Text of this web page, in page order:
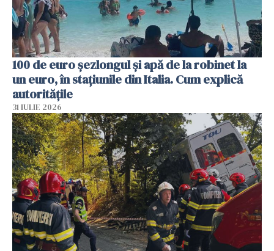
100 de euro șezlongul și apă de la robinet la
un euro, în stațiunile din Italia. Cum explică
autoritățile
31 IULIE 2026